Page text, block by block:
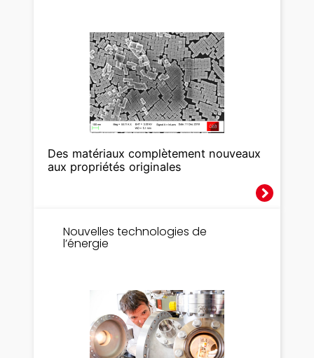
Des matériaux complètement nouveaux
aux propriétés originales
Nouvelles technologies de
l’énergie